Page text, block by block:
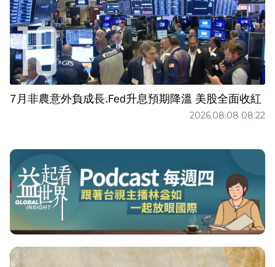
7月非農意外負成長.Fed升息預期降溫 美股全面收紅
2026.08.08 08:22